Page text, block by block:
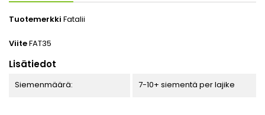
Tuotemerkki Fatalii
ViiteFAT35
Lisätiedot
Siemenmäärä: 7-10+ siementä per lajike